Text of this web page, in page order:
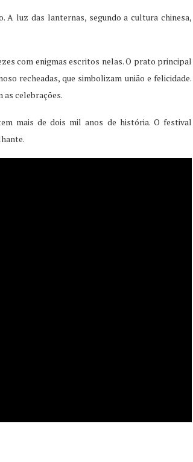
A luz das lanternas, segundo a cultura chinesa,
com enigmas escritos nelas. O prato principal
recheadas, que simbolizam união e felicidade.
as celebrações.
mais de dois mil anos de história. O festival